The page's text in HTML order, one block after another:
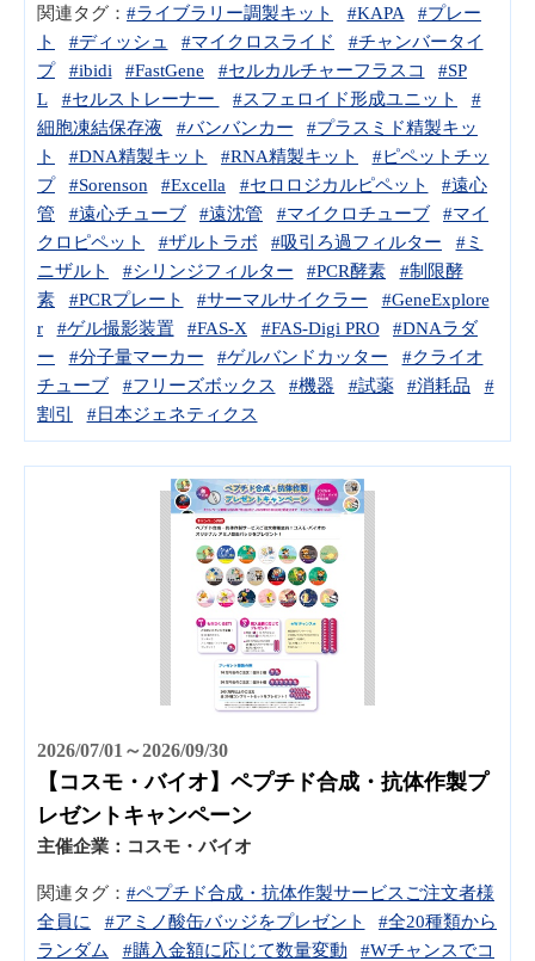
関連タグ： #ライブラリー調製キット #KAPA
#プレー
ト
#ディッシュ #マイクロスライド
#チャンバータイ
プ
#ibidi #FastGene #セルカルチャーフラスコ
#SP
L
#セルストレーナー #スフェロイド形成ユニット
#
細胞凍結保存液
#バンバンカー
#プラスミド精製キッ
ト
#DNA精製キット #RNA精製キット
#ピペットチッ
プ
#Sorenson #Excella #セロロジカルピペット
#遠心
管
#遠心チューブ #遠沈管 #マイクロチューブ
#マイ
クロピペット
#ザルトラボ #吸引ろ過フィルター
#ミ
ニザルト
#シリンジフィルター #PCR酵素
#制限酵
素
#PCRプレート #サーマルサイクラー
#GeneExplore
r
#ゲル撮影装置 #FAS-X #FAS-Digi PRO
#DNAラダ
ー
#分子量マーカー #ゲルバンドカッター
#クライオ
チューブ
#フリーズボックス #機器 #試薬 #消耗品
#
割引
#日本ジェネティクス
2026/07/01～2026/09/30
【コスモ・バイオ】ペプチド合成・抗体作製プ
レゼントキャンペーン
主催企業： コスモ・バイオ
関連タグ： #ペプチド合成・抗体作製サービスご注文者様
全員に
#アミノ酸缶バッジをプレゼント
#全20種類から
ランダム
#購入金額に応じて数量変動
#Wチャンスでコ